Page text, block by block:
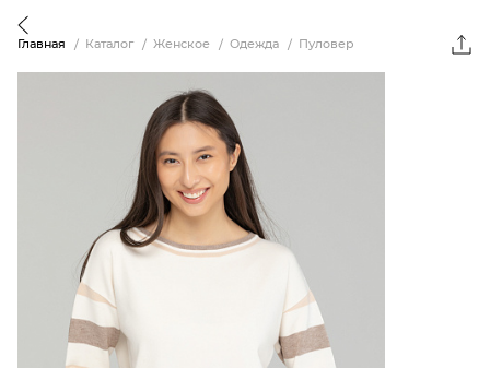
Главная Каталог Женское Одежда Пуловер